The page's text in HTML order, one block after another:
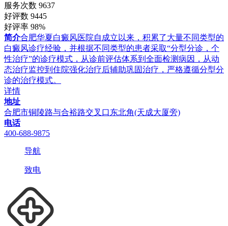
服务次数 9637
好评数 9445
好评率 98%
简介合肥华夏白癜风医院自成立以来，积累了大量不同类型的
白癜风诊疗经验，并根据不同类型的患者采取“分型分诊，个
性治疗”的诊疗模式，从诊前评估体系到全面检测病因，从动
态治疗监控到住院强化治疗后辅助巩固治疗，严格遵循分型分
诊的治疗模式。
详情
地址
合肥市铜陵路与合裕路交叉口东北角(天成大厦旁)
电话
400-688-9875
导航
致电